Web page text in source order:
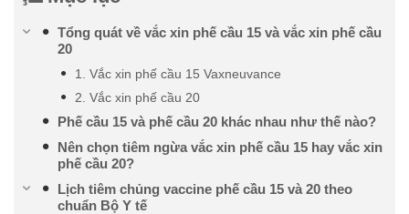
Tổng quát về vắc xin phế cầu 15 và vắc xin phế cầu
20
1. Vắc xin phế cầu 15 Vaxneuvance
2. Vắc xin phế cầu 20
Phế cầu 15 và phế cầu 20 khác nhau như thế nào?
Nên chọn tiêm ngừa vắc xin phế cầu 15 hay vắc xin
phế cầu 20?
Lịch tiêm chủng vaccine phế cầu 15 và 20 theo
chuẩn Bộ Y tế